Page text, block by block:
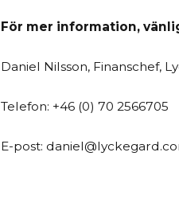
För mer information,
Daniel Nilsson, Finanschef,
Telefon: +46 (0) 70 2566705
E-post: